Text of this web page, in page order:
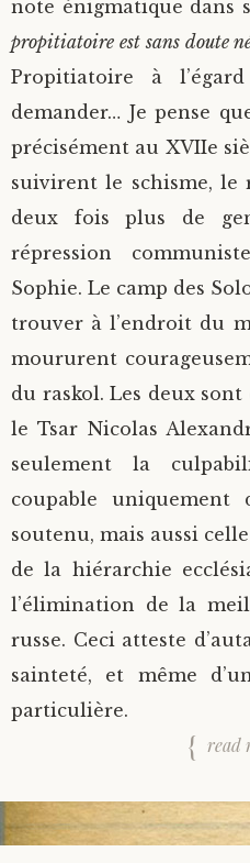
note énigmatique dans
propitiatoire est sans doute
Propitiatoire à
demander… Je pense
précisément au XVIIe
suivirent le schisme, le
deux fois plus de
répression
Sophie. Le camp des
trouver à l’endroit du
moururent
du raskol. Les deux
le Tsar Nicolas
seulement la
coupable uniquement
soutenu, mais aussi
de la hiérarchie
l’élimination de la
russe. Ceci atteste
sainteté, et même
particulière.
read